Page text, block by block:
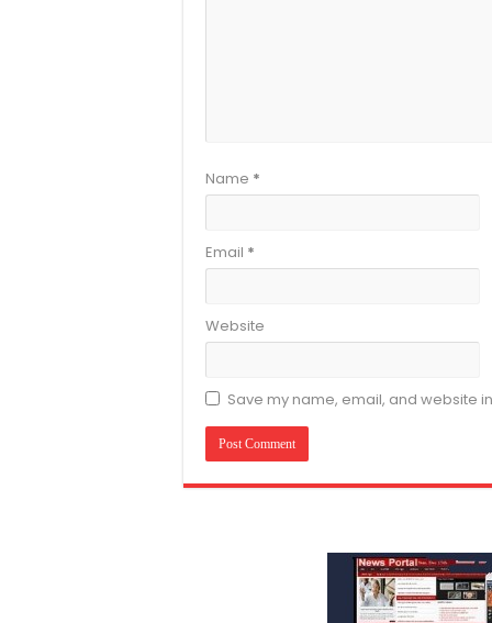
Name *
Email *
Website
Save my name, email, and website